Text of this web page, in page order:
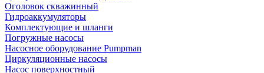
Оголовок скважинный
Гидроаккумуляторы
Комплектующие и шланги
Погружные насосы
Насосное оборудование Pumpman
Циркуляционные насосы
Насос поверхностный